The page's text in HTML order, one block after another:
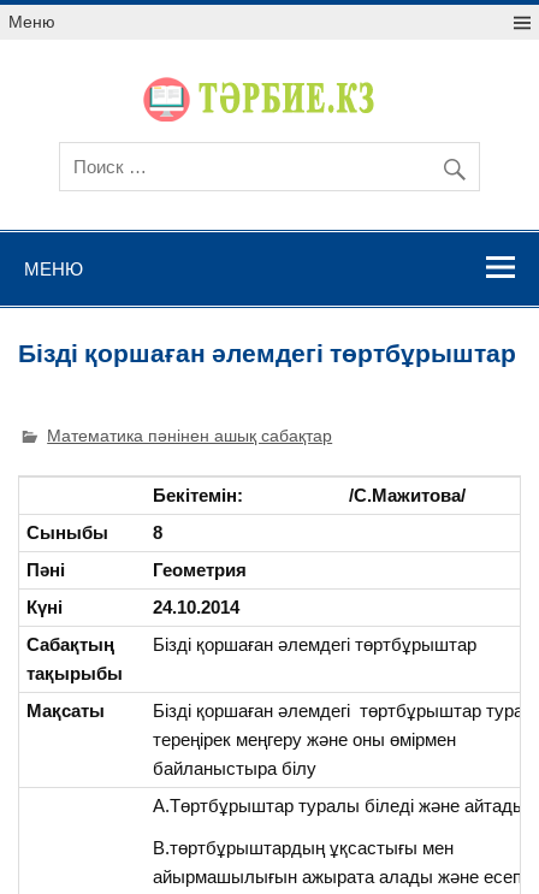
Меню
МЕНЮ
Бізді қоршаған әлемдегі төртбұрыштар
Математика пәнінен ашық сабақтар
Бекітемін: /С.Мажитова/
Сыныбы
8
Пәні
Геометрия
Күні
24.10.2014
Сабақтың
тақырыбы
Бізді қоршаған әлемдегі төртбұрыштар
Мақсаты
Бізді қоршаған әлемдегі төртбұрыштар
тереңірек меңгеру және оны өмірмен
байланыстыра білу
А.Төртбұрыштар туралы біледі және айтады.
В.төртбұрыштардың ұқсастығы мен
айырмашылығын ажырата алады және